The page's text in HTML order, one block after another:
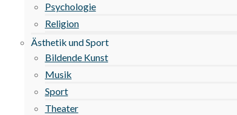
Psychologie
Religion
Ästhetik und Sport
Bildende Kunst
Musik
Sport
Theater